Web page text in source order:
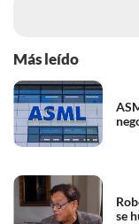
Más leído
se